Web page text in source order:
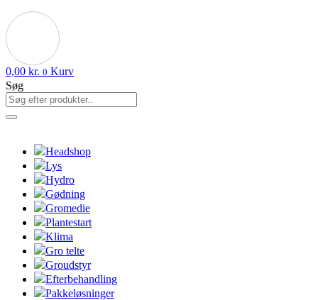
0,00 kr. 0 Kurv
Søg
Headshop
Lys
Hydro
Gødning
Gromedie
Plantestart
Klima
Gro telte
Groudstyr
Efterbehandling
Pakkeløsninger